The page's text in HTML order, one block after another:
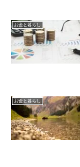
お金と暮らし
お金と暮らし